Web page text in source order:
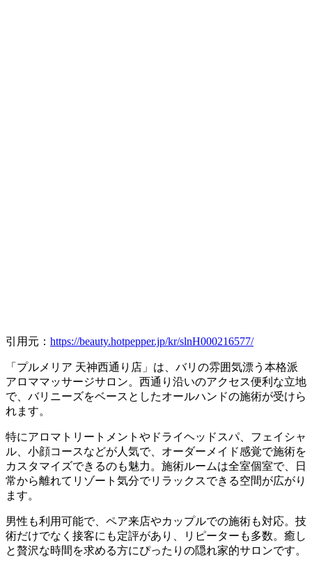
引用元： https://beauty.hotpepper.jp/kr/slnH000216577/
「プルメリア 天神西通り店」は、バリの雰囲気漂う本格派
アロママッサージサロン。西通り沿いのアクセス便利な立地
で、バリニーズをベースとしたオールハンドの施術が受けら
れます。
特にアロマトリートメントやドライヘッドスパ、フェイシャ
ル、小顔コースなどが人気で、オーダーメイド感覚で施術を
カスタマイズできるのも魅力。施術ルームは全室個室で、日
常から離れてリゾート気分でリラックスできる空間が広がり
ます。
男性も利用可能で、ペア来店やカップルでの施術も対応。技
術だけでなく接客にも定評があり、リピーターも多数。癒し
と贅沢な時間を求める方にぴったりの隠れ家的サロンです。